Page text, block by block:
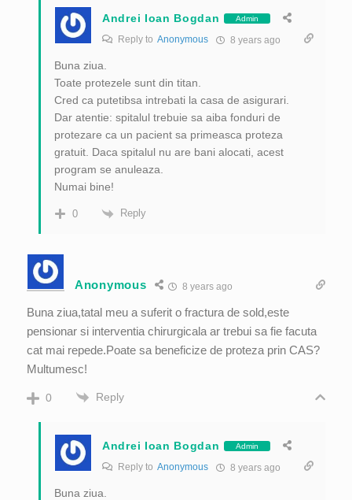
Andrei Ioan Bogdan Admin
Reply to Anonymous 8 years ago
Buna ziua.
Toate protezele sunt din titan.
Cred ca putetibsa intrebati la casa de asigurari.
Dar atentie: spitalul trebuie sa aiba fonduri de
protezare ca un pacient sa primeasca proteza
gratuit. Daca spitalul nu are bani alocati, acest
program se anuleaza.
Numai bine!
0 Reply
Anonymous 8 years ago
Buna ziua,tatal meu a suferit o fractura de sold,este
pensionar si interventia chirurgicala ar trebui sa fie facuta
cat mai repede.Poate sa beneficize de proteza prin CAS?
Multumesc!
0 Reply
Andrei Ioan Bogdan Admin
Reply to Anonymous 8 years ago
Buna ziua.